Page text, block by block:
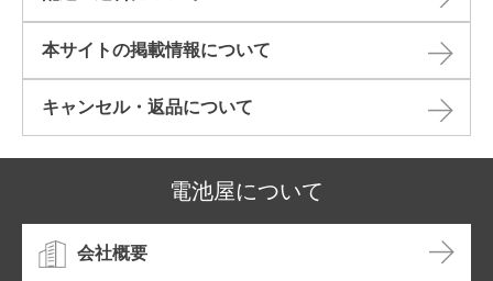
本サイトの掲載情報について​
キャンセル・返品について​
電池屋について
会社概要